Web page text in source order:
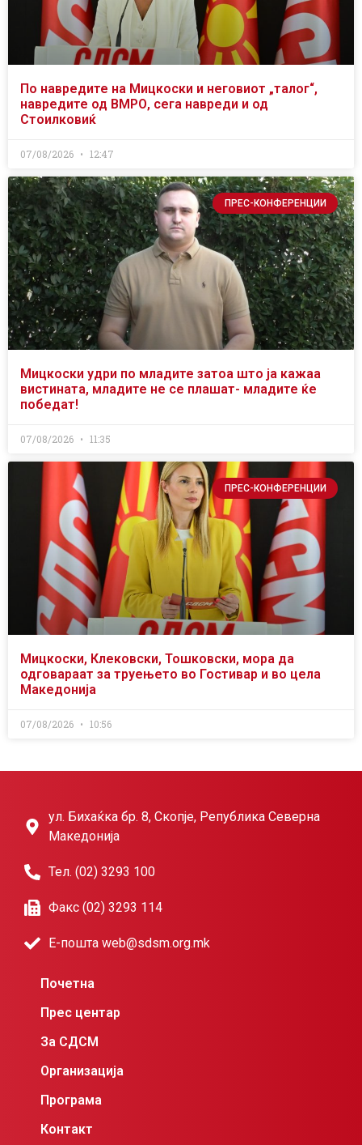
По навредите на Мицкоски и неговиот „талог“,
навредите од ВМРО, сега навреди и од
Стоилковиќ
07/08/2026 12:47
ПРЕС-КОНФЕРЕНЦИИ
Мицкоски удри по младите затоа што ја кажаа
вистината, младите не се плашат- младите ќе
победат!
07/08/2026 11:35
ПРЕС-КОНФЕРЕНЦИИ
Мицкоски, Клековски, Тошковски, мора да
одговараат за труењето во Гостивар и во цела
Македонија
07/08/2026 10:56
ул. Бихаќка бр. 8, Скопје, Република Северна
Македонија
Тел. (02) 3293 100
Факс (02) 3293 114
Е-пошта web@sdsm.org.mk
Почетна
Прес центар
За СДСМ
Организација
Програма
Контакт